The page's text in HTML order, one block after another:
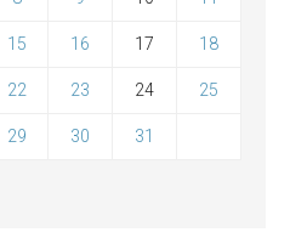
15 16 17 18
22 23 24 25
29 30 31